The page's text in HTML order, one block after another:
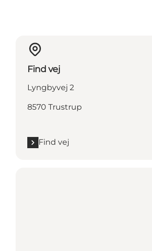
Find vej
Lyngbyvej 2
8570 Trustrup
Find vej